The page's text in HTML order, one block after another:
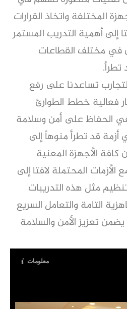
المختلفة واتخاذ القرارات
إلى أهمية التدريب المستمر
في مختلف القطاعات
تساعدنا على رفع
فعالية خطط الطوارئ
الحفاظ على أمن وسلامة
أزمة قد تطرأ منوهاً إلى
كافة الأجهزة المعنية
الأزمات المحتملة لافتا إلى
مثل هذه التدريبات
التامة والتعامل السريع
تعزيز الأمن والسلامة
معلومات